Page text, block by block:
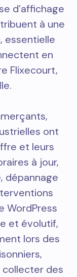
d’affichage
à une
essentielle
en
Flixecourt,
ont
et leurs
à jour,
dépannage
WordPress
et évolutif,
lors des
des